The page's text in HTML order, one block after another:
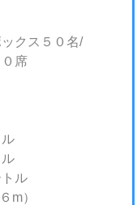
クス５０名/
席
ル
m）